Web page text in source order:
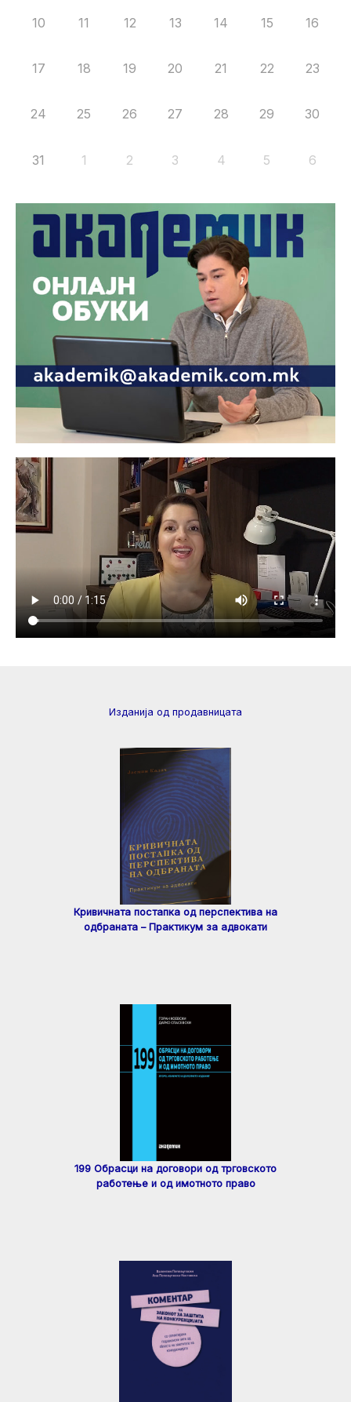
10 11 12 13 14 15 16
17 18 19 20 21 22 23
24 25 26 27 28 29 30
31 1 2 3 4 5 6
Изданија од продавницата
Кривичната постапка од перспектива на
одбраната – Практикум за адвокати
199 Обрасци на договори од трговското
работење и од имотното право